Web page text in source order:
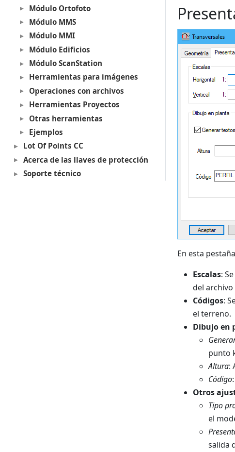
Módulo Ortofoto
Módulo MMS
Módulo MMI
Módulo Edificios
Módulo ScanStation
Herramientas para imágenes
Operaciones con archivos
Herramientas Proyectos
Otras herramientas
Ejemplos
Lot Of Points CC
Acerca de las llaves de protección
Soporte técnico
En esta
Escalas:
del
Códigos:
el terreno.
Dibujo en
punto
Altura:
Código
Otros
Tipo
el
salida